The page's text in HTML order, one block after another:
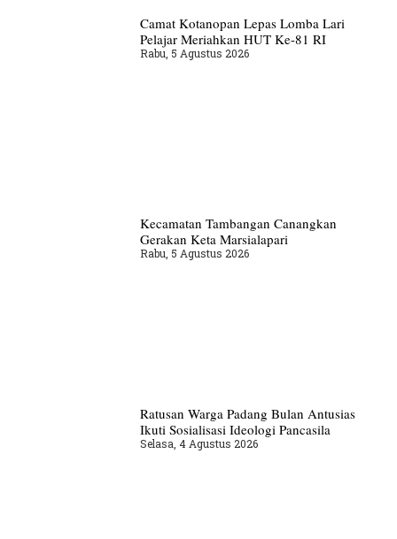
Camat Kotanopan Lepas Lomba Lari
Pelajar Meriahkan HUT Ke-81 RI
Rabu, 5 Agustus 2026
Kecamatan Tambangan Canangkan
Gerakan Keta Marsialapari
Rabu, 5 Agustus 2026
Ratusan Warga Padang Bulan Antusias
Ikuti Sosialisasi Ideologi Pancasila
Selasa, 4 Agustus 2026